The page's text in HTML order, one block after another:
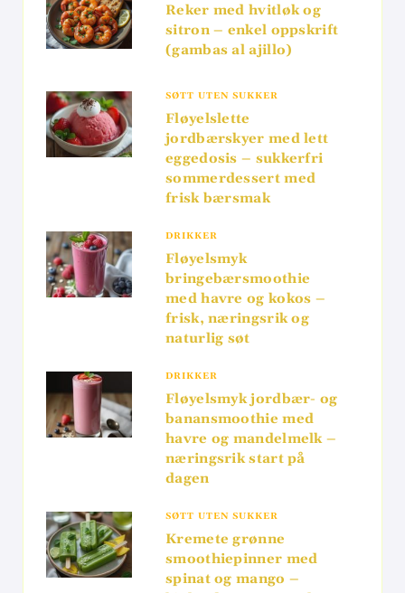
Reker med hvitløk og
sitron – enkel oppskrift
(gambas al ajillo)
SØTT UTEN SUKKER
Fløyelslette
jordbærskyer med lett
eggedosis – sukkerfri
sommerdessert med
frisk bærsmak
DRIKKER
Fløyelsmyk
bringebærsmoothie
med havre og kokos –
frisk, næringsrik og
naturlig søt
DRIKKER
Fløyelsmyk jordbær- og
banansmoothie med
havre og mandelmelk –
næringsrik start på
dagen
SØTT UTEN SUKKER
Kremete grønne
smoothiepinner med
spinat og mango –